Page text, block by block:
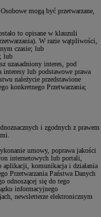
mogą być przetwarzane,
to opisane w klauzuli
W razie wątpliwości,
czasie; lub
lub
uzasadniony interes, pod
interesy lub podstawowe prawa
należycie przedstawione
konkretnego Przetwarzania;
i zgodnych z prawem
umowy, poprawa jakości
internetowych lub portali,
aplikacji, komunikacja i działania
Przetwarzania Państwa Danych
odnoszącej się do tego
informacyjnego
newsletterze elektronicznym